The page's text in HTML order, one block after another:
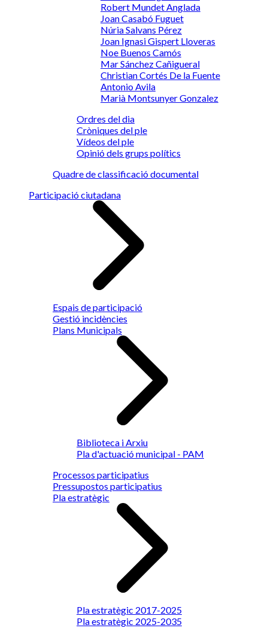
Robert Mundet Anglada
Joan Casabó Fuguet
Núria Salvans Pérez
Joan Ignasi Gispert Lloveras
Noe Buenos Camós
Mar Sánchez Cañigueral
Christian Cortés De la Fuente
Antonio Avila
Marià Montsunyer Gonzalez
Ordres del dia
Cròniques del ple
Vídeos del ple
Opinió dels grups polítics
Quadre de classificació documental
Participació ciutadana
Espais de participació
Gestió incidències
Plans Municipals
Biblioteca i Arxiu
Pla d'actuació municipal - PAM
Processos participatius
Pressupostos participatius
Pla estratègic
Pla estratègic 2017-2025
Pla estratègic 2025-2035